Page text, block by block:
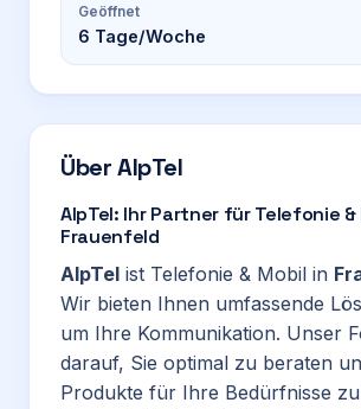
Geöffnet
6 Tage/Woche
ÜberAlpTel
AlpTel: Ihr Partner für Telefonie &
Frauenfeld
AlpTel ist Telefonie & Mobil in
Wir bieten Ihnen umfassende
um Ihre Kommunikation. Unser
darauf, Sie optimal zu beraten
Produkte für Ihre Bedürfnisse